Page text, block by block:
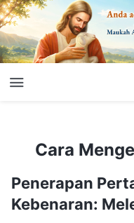
Cara Mengejar
Cara
Penerapan
Kebenaran: